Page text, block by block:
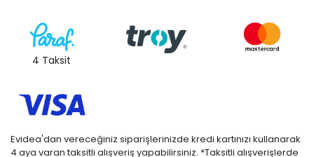
4 Taksit
Evidea'dan vereceğiniz siparişlerinizde kredi kartınızı kullanarak
4 aya varan taksitli alışveriş yapabilirsiniz. *Taksitli alışverişlerde